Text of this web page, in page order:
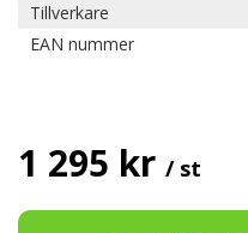
Tillverkare
EAN nummer
1 295 kr / st